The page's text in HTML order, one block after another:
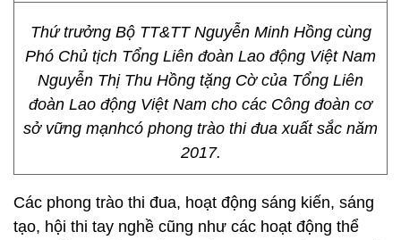
Thứ trưởng Bộ TT&TT Nguyễn Minh Hồng cùng
Phó Chủ tịch Tổng Liên đoàn Lao động Việt Nam
Nguyễn Thị Thu Hồng tặng Cờ của Tổng Liên
đoàn Lao động Việt Nam cho các Công đoàn cơ
sở vững mạnhcó phong trào thi đua xuất sắc năm
2017.
Các phong trào thi đua, hoạt động sáng kiến, sáng
tạo, hội thi tay nghề cũng như các hoạt động thể